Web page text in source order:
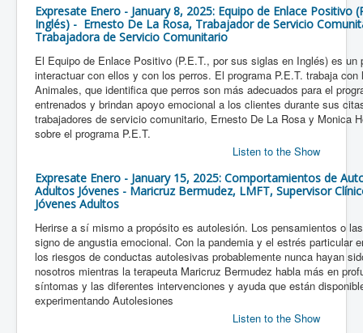
Expresate Enero - January 8, 2025: Equipo de Enlace Positivo
Inglés) - Ernesto De La Rosa, Trabajador de Servicio
Trabajadora de Servicio Comunitario
El Equipo de Enlace Positivo (P.E.T., por sus siglas en Inglés) es un
interactuar con ellos y con los perros. El programa P.E.T. trabaja
Animales, que identifica que perros son más adecuados para el
entrenados y brindan apoyo emocional a los clientes durante sus
trabajadores de servicio comunitario, Ernesto De La Rosa y Monica
sobre el programa P.E.T.
Listen to the Show
Expresate Enero - January 15, 2025: Comportamientos de
Adultos Jóvenes - Maricruz Bermudez, LMFT, Supervisor
Jóvenes Adultos
Herirse a sí mismo a propósito es autolesión. Los pensamientos o
signo de angustia emocional. Con la pandemia y el estrés particular
los riesgos de conductas autolesivas probablemente nunca hayan
nosotros mientras la terapeuta Maricruz Bermudez habla más en
síntomas y las diferentes intervenciones y ayuda que están
experimentando Autolesiones
Listen to the Show